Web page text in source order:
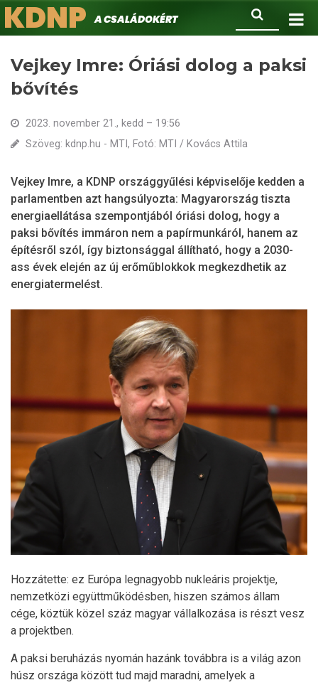
Ugrás
a
Keresés
KDNPA családokért.
Vejkey Imre: Óriási dolog a paksi
bővítés
2023. november 21., kedd – 19:56
Szöveg: kdnp.hu - MTI, Fotó: MTI / Kovács Attila
Vejkey Imre, a KDNP országgyűlési képviselője kedden a
parlamentben azt hangsúlyozta: Magyarország tiszta
energiaellátása szempontjából óriási dolog, hogy a
paksi bővítés immáron nem a papírmunkáról, hanem az
építésről szól, így biztonsággal állítható, hogy a 2030-
ass évek elején az új erőműblokkok megkezdhetik az
energiatermelést.
Hozzátette: ez Európa legnagyobb nukleáris projektje,
nemzetközi együttműködésben, hiszen számos állam
cége, köztük közel száz magyar vállalkozása is részt vesz
a projektben.
A paksi beruházás nyomán hazánk továbbra is a világ azon
húsz országa között tud majd maradni, amelyek a